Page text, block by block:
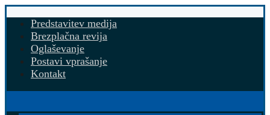
Predstavitev medija
Brezplačna revija
Oglaševanje
Postavi vprašanje
Kontakt